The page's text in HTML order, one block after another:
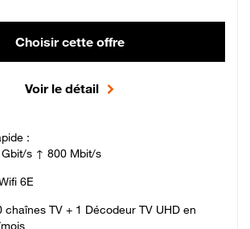
Choisir cette offre
Voir le détail
:
s ↑ 800 Mbit/s
6E
chaînes TV + 1 Décodeur TV UHD en